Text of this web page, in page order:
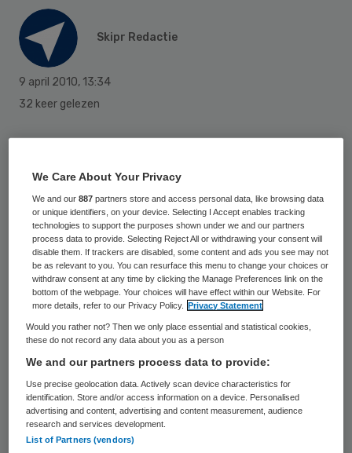
Skipr Redactie
9 april 2010, 13:34
32 keer gelezen
verpleegkundigen en ziekenverzorgers die
in 2009 gezamenlijk Orbis verlieten, kan de
klantenstroom nauwelijks aan. De groep
verliet Orbis uit onvrede. Dat meldt Dagblad
de Limburger.
Tweede vestiging
In juni 2009 is de groep een eigen
buurtzorgbedrijf gestart in Holtum. In mei
opent het thuiszorgbedrijf eentweede
vestigingin Sittard. Het bedrijf is onderdeel
We Care About Your Privacy
We and our887 partners store and access personal data, like browsing data
or unique identifiers, on your device. Selecting I Accept enables tracking
technologies to support the purposes shown under we and our partners
process data to provide. Selecting Reject All or withdrawing your consent will
disable them. If trackers are disabled, some content and ads you see may not
be as relevant to you. You can resurface this menu to change your choices or
withdraw consent at any time by clicking the Manage Preferences link on the
bottom of the webpage. Your choices will have effect within our Website. For
more details, refer to our Privacy Policy.
Privacy Statement
Would you rather not? Then we only place essential and statistical cookies,
these do not record any data about you as a person
We and our partners process data to provide:
Use precise geolocation data. Actively scan device characteristics for
identification. Store and/or access information on a device. Personalised
advertising and content, advertising and content measurement, audience
research and services development.
List of Partners (vendors)